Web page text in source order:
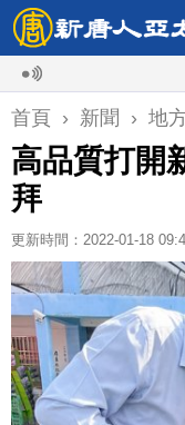
首頁 › 新聞 › 地
高品質打開
拜
更新時間：2022-01-18